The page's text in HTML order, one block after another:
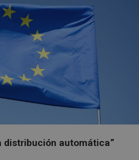
distribución automática”